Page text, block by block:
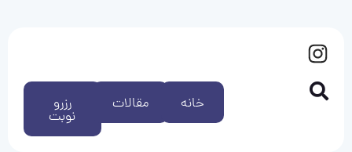
رزرو
نوبت
مقالات خانه